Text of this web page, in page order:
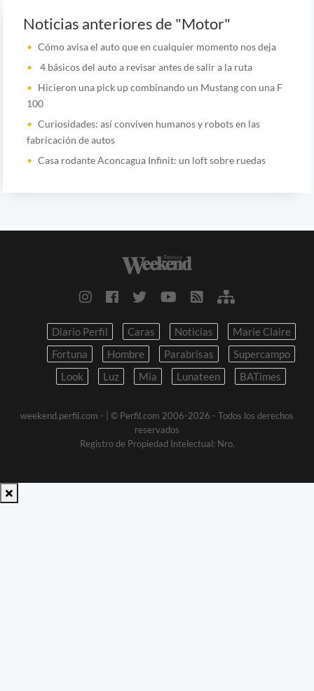
Noticias anteriores de "Motor"
Cómo avisa el auto que en cualquier momento nos deja
4 básicos del auto a revisar antes de salir a la ruta
Hicieron una pick up combinando un Mustang con una F
100
Curiosidades: así conviven humanos y robots en las
fabricación de autos
Casa rodante Aconcagua Infinit: un loft sobre ruedas
Diario Perfil Caras Noticias
Marie Claire
Fortuna
Hombre Parabrisas
Supercampo
Look
Luz Mia Lunateen BATimes
weekend.perfil.com -
| © Perfil.com 2006-2026 - Todos los derechos
reservados
Registro de Propiedad Intelectual: Nro.